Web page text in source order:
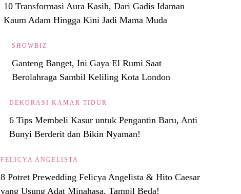
10 Transformasi Aura Kasih, Dari Gadis Idaman
Kaum Adam Hingga Kini Jadi Mama Muda
SHOWBIZ
Ganteng Banget, Ini Gaya El Rumi Saat
Berolahraga Sambil Keliling Kota London
DEKORASI KAMAR TIDUR
6 Tips Membeli Kasur untuk Pengantin Baru, Anti
Bunyi Berderit dan Bikin Nyaman!
FELICYA ANGELISTA
8 Potret Prewedding Felicya Angelista & Hito Caesar
yang Usung Adat Minahasa, Tampil Beda!